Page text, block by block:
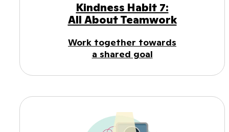
Kindness Habit 7:
All About Teamwork
Work together towards
a shared goal